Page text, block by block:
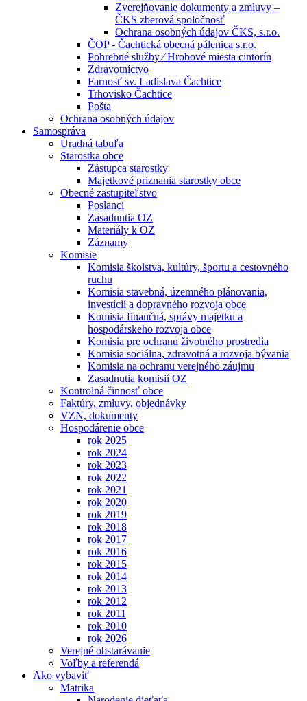
Zverejňovanie dokumenty a zmluvy –
ČKS zberová spoločnosť
Ochrana osobných údajov ČKS, s.r.o.
ČOP - Čachtická obecná pálenica s.r.o.
Pohrebné služby ⁄ Hrobové miesta cintorín
Zdravotníctvo
Farnosť sv. Ladislava Čachtice
Trhovisko Čachtice
Pošta
Ochrana osobných údajov
Samospráva
Úradná tabuľa
Starostka obce
Zástupca starostky
Majetkové priznania starostky obce
Obecné zastupiteľstvo
Poslanci
Zasadnutia OZ
Materiály k OZ
Záznamy
Komisie
Komisia školstva, kultúry, športu a cestovného
ruchu
Komisia stavebná, územného plánovania,
investícií a dopravného rozvoja obce
Komisia finančná, správy majetku a
hospodárskeho rozvoja obce
Komisia pre ochranu životného prostredia
Komisia sociálna, zdravotná a rozvoja bývania
Komisia na ochranu verejného záujmu
Zasadnutia komisií OZ
Kontrolná činnosť obce
Faktúry, zmluvy, objednávky
VZN, dokumenty
Hospodárenie obce
rok 2025
rok 2024
rok 2023
rok 2022
rok 2021
rok 2020
rok 2019
rok 2018
rok 2017
rok 2016
rok 2015
rok 2014
rok 2013
rok 2012
rok 2011
rok 2010
rok 2026
Verejné obstarávanie
Voľby a referendá
Ako vybaviť
Matrika